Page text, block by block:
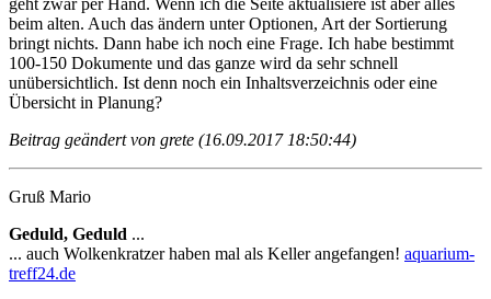
geht zwar per Hand. Wenn ich die Seite aktualisiere ist aber alles
beim alten. Auch das ändern unter Optionen, Art der Sortierung
bringt nichts. Dann habe ich noch eine Frage. Ich habe bestimmt
100-150 Dokumente und das ganze wird da sehr schnell
unübersichtlich. Ist denn noch ein Inhaltsverzeichnis oder eine
Übersicht in Planung?
Beitrag geändert von grete (16.09.2017 18:50:44)
Gruß Mario
Geduld, Geduld ...
... auch Wolkenkratzer haben mal als Keller angefangen! aquarium-
treff24.de